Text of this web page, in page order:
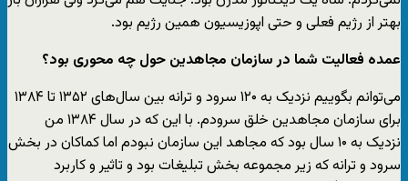
بهتر از رژیم فعلی و حتی اپوزیسیون همین رژیم بود.
عمده فعالیت شما در سازمان مجاهدین حول چه محوری بود؟
می‌توانم بگوییم نزدیک به ۱۲۰ سرود و ترانه بین سال‌های ۱۳۵۲ تا ۱۳۸۴
برای سازمان مجاهدین خلق سرودم. با این که در سال ۱۳۸۴ من
نزدیک به ۱۰ سال بود که مجاهد این سازمان نبودم اما کماکان در بخش
سرود و ترانه که زیر مجموعه بخش تبلیغات بود و تاثیر و کاربرد